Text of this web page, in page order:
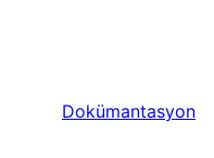
Dokümantasyon